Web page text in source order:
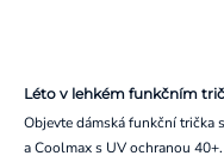
Léto v lehkém funkčním
Objevte dámská funkční trička
a Coolmax s UV ochranou